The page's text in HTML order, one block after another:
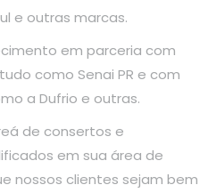
e outras marcas.
em parceria com
como Senai PR e com
a Dufrio e outras.
de consertos e
em sua área de
nossos clientes sejam bem